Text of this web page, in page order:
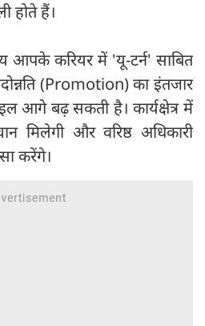
होते हैं।
करियर में 'यू-टर्न' साबित
(Promotion) का इंतजार
आगे बढ़ सकती है। कार्यक्षेत्र में
मिलेगी और वरिष्ठ अधिकारी
करेंगे।